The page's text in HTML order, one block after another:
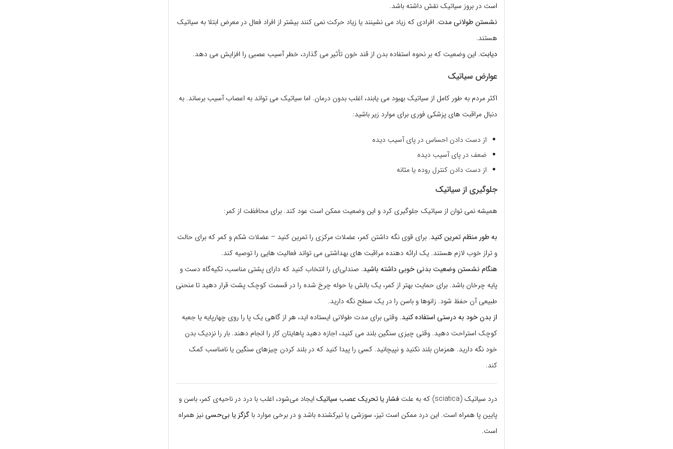
است در بروز سیاتیک نقش داشته باشد.
نشستن طولانی مدت. افرادی که زیاد می نشینند یا زیاد حرکت نمی کنند بیشتر از افراد فعال در معرض ابتلا به سیاتیک
هستند.
دیابت. این وضعیت که بر نحوه استفاده بدن از قند خون تأثیر می گذارد، خطر آسیب عصبی را افزایش می دهد.
عوارض سیاتیک
اکثر مردم به طور کامل از سیاتیک بهبود می یابند، اغلب بدون درمان. اما سیاتیک می تواند به اعصاب آسیب برساند. به
دنبال مراقبت های پزشکی فوری برای موارد زیر باشید:
از دست دادن احساس در پای آسیب دیده
ضعف در پای آسیب دیده
از دست دادن کنترل روده یا مثانه
جلوگیری از سیاتیک
همیشه نمی توان از سیاتیک جلوگیری کرد و این وضعیت ممکن است عود کند. برای محافظت از کمر:
به طور منظم تمرین کنید. برای قوی نگه داشتن کمر، عضلات مرکزی را تمرین کنید – عضلات شکم و کمر که برای حالت
و تراز خوب لازم هستند. یک ارائه دهنده مراقبت های بهداشتی می تواند فعالیت هایی را توصیه کند.
هنگام نشستن وضعیت بدنی خوبی داشته باشید. صندلی‌ای را انتخاب کنید که دارای پشتی مناسب، تکیه‌گاه دست و
پایه چرخان باشد. برای حمایت بهتر از کمر، یک بالش یا حوله چرخ شده را در قسمت کوچک پشت قرار دهید تا منحنی
طبیعی آن حفظ شود. زانوها و باسن را در یک سطح نگه دارید.
از بدن خود به درستی استفاده کنید. وقتی برای مدت طولانی ایستاده اید، هر از گاهی یک پا را روی چهارپایه یا جعبه
کوچک استراحت دهید. وقتی چیزی سنگین بلند می کنید، اجازه دهید پاهایتان کار را انجام دهند. بار را نزدیک بدن
خود نگه دارید. همزمان بلند نکنید و نپیچانید. کسی را پیدا کنید که در بلند کردن چیزهای سنگین یا نامناسب کمک
کند.
درد سیاتیک (sciatica) که به علت فشار یا تحریک عصب سیاتیک ایجاد می‌شود، اغلب با درد در ناحیه‌ی کمر، باسن و
پایین پا همراه است. این درد ممکن است تیز، سوزشی یا تیرکشنده باشد و در برخی موارد با گزگز یا بی‌حسینیز همراه
است.